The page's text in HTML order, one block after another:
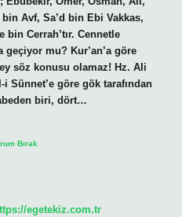
Avf, Sa’d bin Ebi Vakkas,
Cerrah’tır. Cennetle
geçiyor mu? Kur’an’a göre
söz konusu olamaz! Hz. Ali
Sünnet’e göre gök tarafından
biri, dört…
Bırak
egetekiz.com.tr